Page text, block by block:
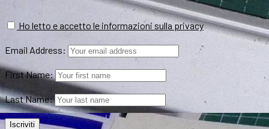
Ho letto e accetto le informazioni sulla privacy
Email Address:
First Name:
Last Name: